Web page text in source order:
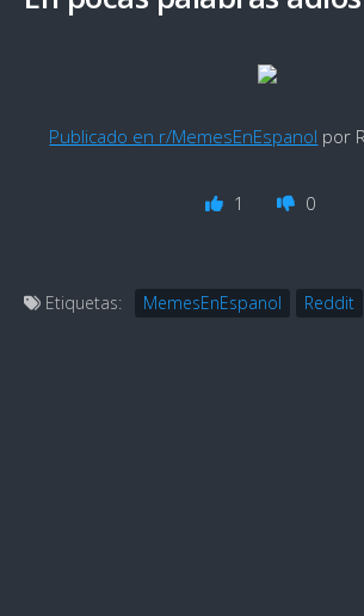
Publicado en r/MemesEnEspanol por
1 0
Etiquetas: MemesEnEspanol Reddit